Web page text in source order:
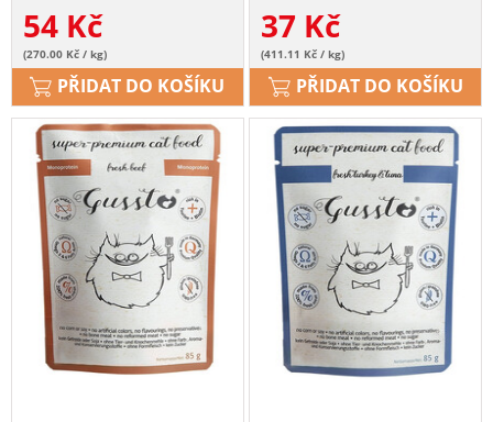
54 Kč
(270.00 Kč / kg)
PŘIDAT DO KOŠÍKU
37 Kč
(411.11 Kč / kg)
PŘIDAT DO KOŠÍKU